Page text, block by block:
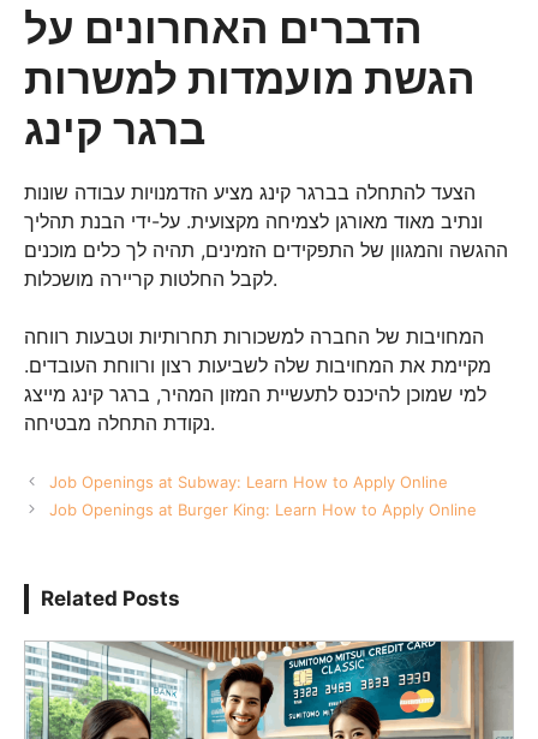
הדברים האחרונים על
הגשת מועמדות למשרות
ברגר קינג
הצעד להתחלה בברגר קינג מציע הזדמנויות עבודה שונות
ונתיב מאוד מאורגן לצמיחה מקצועית. על-ידי הבנת תהליך
ההגשה והמגוון של התפקידים הזמינים, תהיה לך כלים מוכנים
לקבל החלטות קריירה מושכלות.
המחויבות של החברה למשכורות תחרותיות וטבעות רווחה
מקיימת את המחויבות שלה לשביעות רצון ורווחת העובדים.
למי שמוכן להיכנס לתעשיית המזון המהיר, ברגר קינג מייצג
נקודת התחלה מבטיחה.
Job Openings at Subway: Learn How to Apply Online
Job Openings at Burger King: Learn How to Apply Online
Related Posts